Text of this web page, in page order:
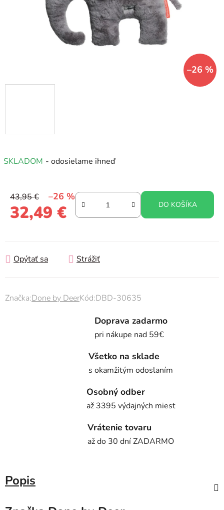
SKLADOM - odosielame ihneď
43,95 € –26 %
32,49 € DO KOŠÍKA
Opýtať sa Strážiť
Značka:Done by DeerKód:DBD-30635
–26 %
Doprava zadarmo
pri nákupe nad 59€
Všetko na sklade
s okamžitým odoslaním
Osobný odber
až 3395 výdajných miest
Vrátenie tovaru
až do 30 dní ZADARMO
Popis